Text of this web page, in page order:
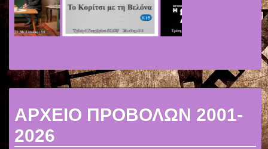
ΑΡΧΕΙΟ ΠΡΟΒΟΛΩΝ 2001-
2026